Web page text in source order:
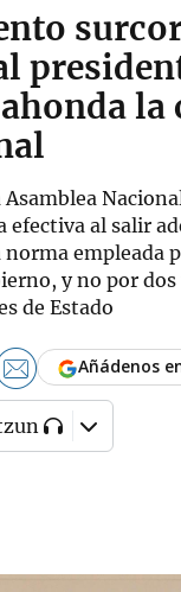
la
efectiva al salir
empleada
y no por
de Estado
Añádenos